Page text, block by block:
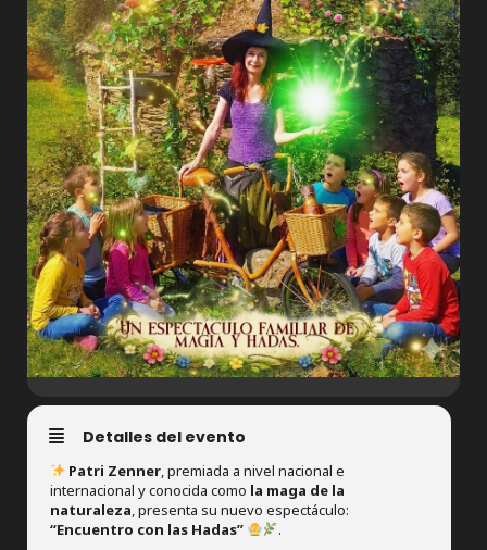
Detalles del evento
Patri Zenner, premiada a nivel nacional e
internacional y conocida como la maga de la
naturaleza, presenta su nuevo espectáculo:
“Encuentro con las Hadas”
.